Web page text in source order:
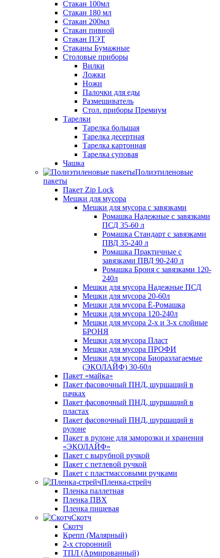
Стакан 100мл
Стакан 180 мл
Стакан 200мл
Стакан пивной
Стакан ПЭТ
Стаканы Бумажные
Столовые приборы
Вилки
Ложки
Ножи
Палочки для еды
Размешиватель
Стол. приборы Премиум
Тарелки
Тарелка большая
Тарелка десертная
Тарелка картонная
Тарелка суповая
Чашка
Полиэтиленовые
пакеты
Пакет Zip Lock
Мешки для мусора
Мешки для мусора с завязками
Ромашка Надежные с завязками
ПСД 35-60 л
Ромашка Стандарт с завязками
ПВД 35-240 л
Ромашка Практичные с
завязками ПВД 90-240 л
Ромашка Броня с завязками 120-
240л
Мешки для мусора Надежные ПСД
Мешки для мусора 20-60л
Мешки для мусора Ё-Ромашка
Мешки для мусора 120-240л
Мешки для мусора 2-х и 3-х слойные
БРОНЯ
Мешки для мусора Пласт
Мешки для мусора ПРОФИ
Мешки для мусора Биоразлагаемые
(ЭКОЛАЙФ) 30-60л
Пакет «майка»
Пакет фасовочный ПНД, шуршащий в
пачках
Пакет фасовочный ПНД, шуршащий в
пластах
Пакет фасовочный ПНД, шуршащий в
рулоне
Пакет в рулоне для заморозки и хранения
«ЭКОЛАЙФ»
Пакет с вырубной ручкой
Пакет с петлевой ручкой
Пакет с пластмассовыми ручками
Пленка-стрейч
Пленка паллетная
Пленка ПВХ
Пленка пищевая
Скотч
Скотч
Крепп (Малярный)
2-х сторонний
ТПЛ (Армированный)